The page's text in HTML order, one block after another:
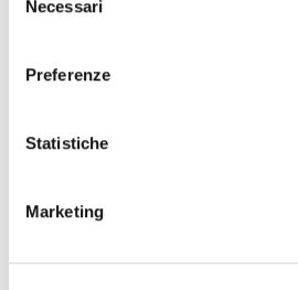
delNecessari
Preferenze
Statistiche
Marketing